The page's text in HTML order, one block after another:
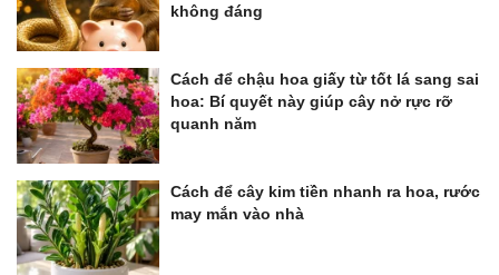
không đáng
Cách để chậu hoa giấy từ tốt lá sang sai
hoa: Bí quyết này giúp cây nở rực rỡ
quanh năm
Cách để cây kim tiền nhanh ra hoa, rước
may mắn vào nhà